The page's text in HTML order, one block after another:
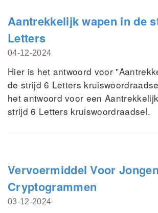
Aantrekkelijk wapen in de
Letters
04-12-2024
Hier is het antwoord voor
de strijd 6 Letters
het antwoord voor een
strijd 6 Letters kruiswoordraadsel.
Vervoermiddel Voor
Cryptogrammen
03-12-2024